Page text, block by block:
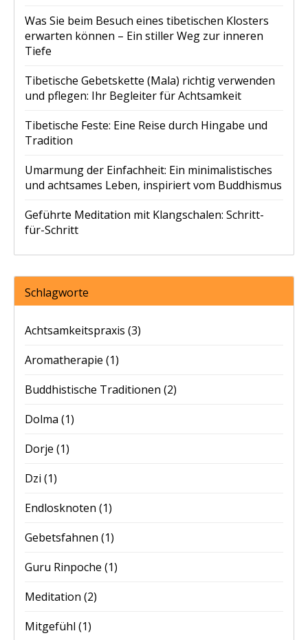
Was Sie beim Besuch eines tibetischen Klosters
erwarten können – Ein stiller Weg zur inneren
Tiefe
Tibetische Gebetskette (Mala) richtig verwenden
und pflegen: Ihr Begleiter für Achtsamkeit
Tibetische Feste: Eine Reise durch Hingabe und
Tradition
Umarmung der Einfachheit: Ein minimalistisches
und achtsames Leben, inspiriert vom Buddhismus
Geführte Meditation mit Klangschalen: Schritt-
für-Schritt
Schlagworte
Achtsamkeitspraxis (3)
Aromatherapie (1)
Buddhistische Traditionen (2)
Dolma (1)
Dorje (1)
Dzi (1)
Endlosknoten (1)
Gebetsfahnen (1)
Guru Rinpoche (1)
Meditation (2)
Mitgefühl (1)